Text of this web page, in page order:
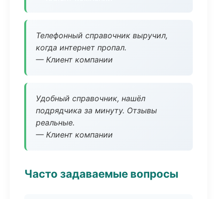
Телефонный справочник выручил,
когда интернет пропал.
— Клиент компании
Удобный справочник, нашёл
подрядчика за минуту. Отзывы
реальные.
— Клиент компании
Часто задаваемые вопросы